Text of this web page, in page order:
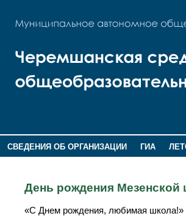
СВЕДЕНИЯ ОБ ОРГАНИЗАЦИИ ГИА
День рождения Мезенской
«С Днем рождения, любимая школа!»